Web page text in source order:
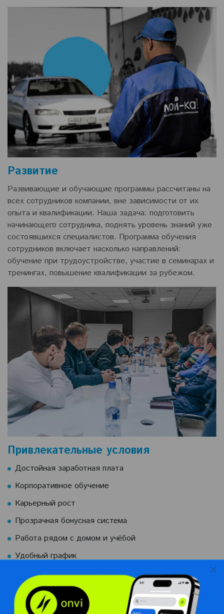
Развитие
Развивающие и обучающие программы рассчитаны на
всех сотрудников компании, вне зависимости от их
опыта и квалификации. Наша задача: подготовить
начинающего сотрудника, поднять уровень знаний уже
состоявшихся специалистов. Программа обучения
сотрудников включает насколько направлений:
обучение при трудоустройстве, участие в семинарах и
тренингах, повышение квалификации за рубежом.
Привлекательные условия
Достойная заработная плата
Корпоративное обучение
Карьерный рост
Прозрачная бонусная система
Работа рядом с домом и учёбой
Удобный график
Дружный коллектив
Яркие события корпоративной жизни